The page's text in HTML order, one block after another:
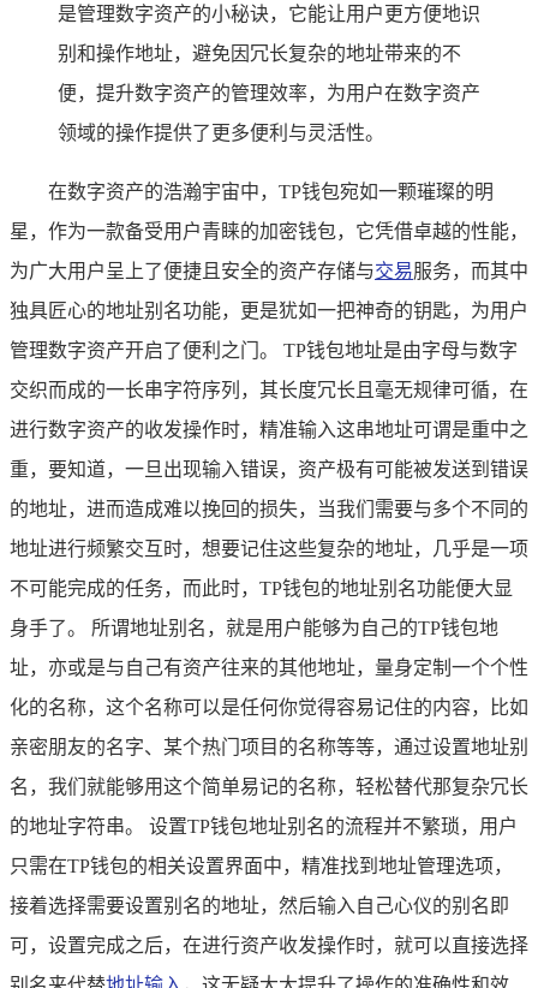
是管理数字资产的小秘诀，它能让用户更方便地识
别和操作地址，避免因冗长复杂的地址带来的不
便，提升数字资产的管理效率，为用户在数字资产
领域的操作提供了更多便利与灵活性。
在数字资产的浩瀚宇宙中，TP钱包宛如一颗璀璨的明
星，作为一款备受用户青睐的加密钱包，它凭借卓越的性能，
为广大用户呈上了便捷且安全的资产存储与交易服务，而其中
独具匠心的地址别名功能，更是犹如一把神奇的钥匙，为用户
管理数字资产开启了便利之门。 TP钱包地址是由字母与数字
交织而成的一长串字符序列，其长度冗长且毫无规律可循，在
进行数字资产的收发操作时，精准输入这串地址可谓是重中之
重，要知道，一旦出现输入错误，资产极有可能被发送到错误
的地址，进而造成难以挽回的损失，当我们需要与多个不同的
地址进行频繁交互时，想要记住这些复杂的地址，几乎是一项
不可能完成的任务，而此时，TP钱包的地址别名功能便大显
身手了。 所谓地址别名，就是用户能够为自己的TP钱包地
址，亦或是与自己有资产往来的其他地址，量身定制一个个性
化的名称，这个名称可以是任何你觉得容易记住的内容，比如
亲密朋友的名字、某个热门项目的名称等等，通过设置地址别
名，我们就能够用这个简单易记的名称，轻松替代那复杂冗长
的地址字符串。 设置TP钱包地址别名的流程并不繁琐，用户
只需在TP钱包的相关设置界面中，精准找到地址管理选项，
接着选择需要设置别名的地址，然后输入自己心仪的别名即
可，设置完成之后，在进行资产收发操作时，就可以直接选择